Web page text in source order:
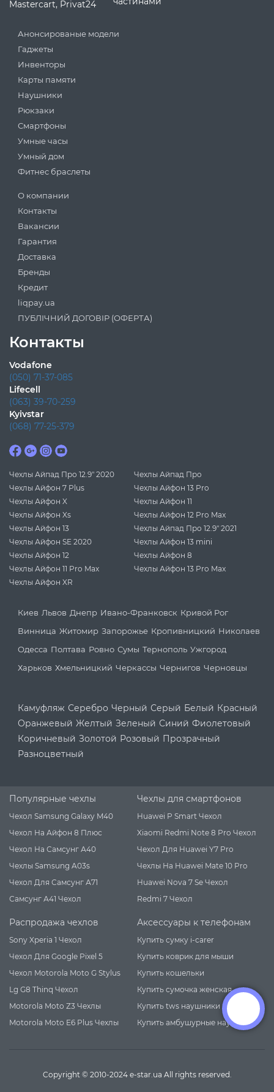
Анонсированые модели
Гаджеты
Инвенторы
Карты памяти
Наушники
Рюкзаки
Смартфоны
Умные часы
Умный дом
Фитнес браслеты
О компании
Контакты
Вакансии
Гарантия
Доставка
Бренды
Кредит
liqpay.ua
ПУБЛІЧНИЙ ДОГОВІР (ОФЕРТА)
Контакты
Vodafone
(050) 71-37-085
Lifecell
(063) 39-70-259
Kyivstar
(068) 77-25-379
Чехлы Айпад Про 12.9" 2020
Чехлы Айпад Про
Чехлы Айфон 7 Plus
Чехлы Айфон 13 Pro
Чехлы Айфон X
Чехлы Айфон 11
Чехлы Айфон Xs
Чехлы Айфон 12 Pro Max
Чехлы Айфон 13
Чехлы Айпад Про 12.9" 2021
Чехлы Айфон SE 2020
Чехлы Айфон 13 mini
Чехлы Айфон 12
Чехлы Айфон 8
Чехлы Айфон 11 Pro Max
Чехлы Айфон 13 Pro Max
Чехлы Айфон XR
Киев Львов Днепр Ивано-Франковск Кривой Рог
Винница Житомир Запорожье Кропивницкий Николаев
Одесса Полтава Ровно Сумы Тернополь Ужгород
Харьков Хмельницкий Черкассы Чернигов Черновцы
Камуфляж Серебро Черный Серый Белый Красный
Оранжевый Желтый Зеленый Синий Фиолетовый
Коричневый Золотой Розовый Прозрачный
Разноцветный
Популярные чехлы
Чехол Samsung Galaxy M40
Чехол На Айфон 8 Плюс
Чехол На Самсунг А40
Чехлы Samsung A03s
Чехол Для Самсунг А71
Самсунг А41 Чехол
Чехлы для смартфонов
Huawei P Smart Чехол
Xiaomi Redmi Note 8 Pro Чехол
Чехол Для Huawei Y7 Pro
Чехлы На Huawei Mate 10 Pro
Huawei Nova 7 Se Чехол
Redmi 7 Чехол
Распродажа чехлов
Sony Xperia 1 Чехол
Чехол Для Google Pixel 5
Чехол Motorola Moto G Stylus
Lg G8 Thinq Чехол
Motorola Moto Z3 Чехлы
Motorola Moto E6 Plus Чехлы
Аксессуары к телефонам
Купить сумку i-carer
Купить коврик для мыши
Купить кошельки
Купить сумочка женская
Купить tws наушники
Купить амбушурные наушники
Copyright © 2010-2024 e-star.ua All rights reserved.